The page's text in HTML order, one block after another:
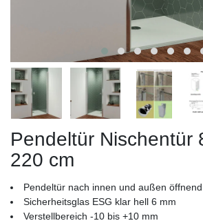
Pendeltür Nischentür
220 cm
Pendeltür nach innen und außen öffnend
Sicherheitsglas ESG klar hell 6 mm
Verstellbereich -10 bis +10 mm